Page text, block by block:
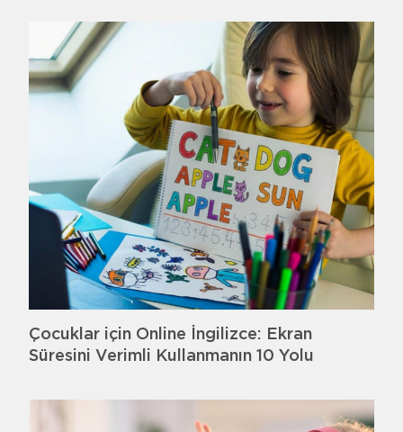
Çocuklar için Online İngilizce: Ekran
Süresini Verimli Kullanmanın 10 Yolu